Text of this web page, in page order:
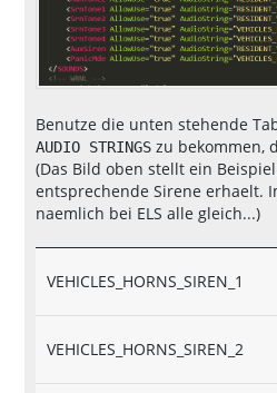
Benutze die unten stehende
AUDIO STRINGS zu bekommen,
(Das Bild oben stellt ein
entsprechende Sirene erhaelt.
naemlich bei ELS alle gleich...)
VEHICLES_HORNS_SIREN_1
VEHICLES_HORNS_SIREN_2